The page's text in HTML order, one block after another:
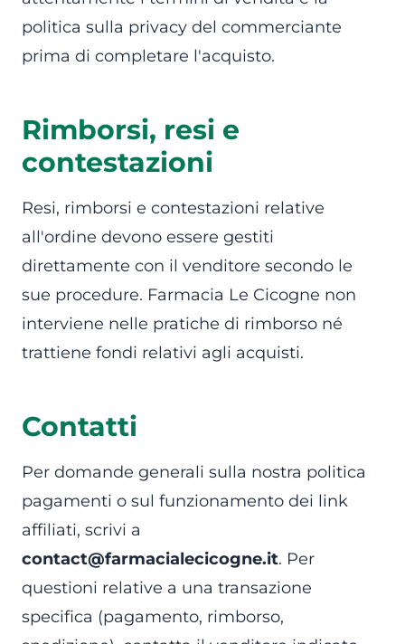
politica sulla privacy del commerciante
prima di completare l'acquisto.
Rimborsi, resi e
contestazioni
Resi, rimborsi e contestazioni relative
all'ordine devono essere gestiti
direttamente con il venditore secondo le
sue procedure. Farmacia Le Cicogne non
interviene nelle pratiche di rimborso né
trattiene fondi relativi agli acquisti.
Contatti
Per domande generali sulla nostra politica
pagamenti o sul funzionamento dei link
affiliati, scrivi a
contact@farmacialecicogne.it. Per
questioni relative a una transazione
specifica (pagamento, rimborso,